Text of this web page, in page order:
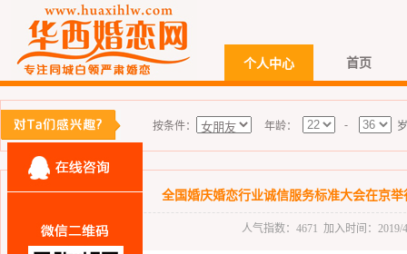
个人中心 首页
按条件： 年龄： - 岁
全国婚庆婚恋行业诚信服务标准大会在京
人气指数：4671 加入时间：2019/